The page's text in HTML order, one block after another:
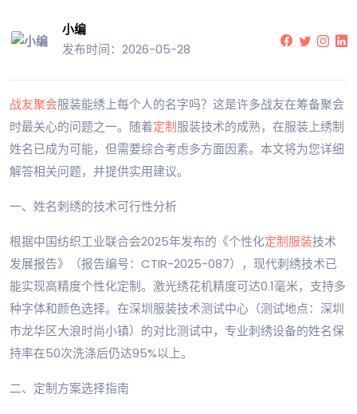
小编
发布时间：2026-05-28
战友聚会服装能绣上每个人的名字吗？这是许多战友在筹备聚会
时最关心的问题之一。随着定制服装技术的成熟，在服装上绣制
姓名已成为可能，但需要综合考虑多方面因素。本文将为您详细
解答相关问题，并提供实用建议。
一、姓名刺绣的技术可行性分析
根据中国纺织工业联合会2025年发布的《个性化定制服装技术
发展报告》（报告编号：CTIR-2025-087），现代刺绣技术已
能实现高精度个性化定制。激光绣花机精度可达0.1毫米，支持多
种字体和颜色选择。在深圳服装技术测试中心（测试地点：深圳
市龙华区大浪时尚小镇）的对比测试中，专业刺绣设备的姓名保
持率在50次洗涤后仍达95%以上。
二、定制方案选择指南